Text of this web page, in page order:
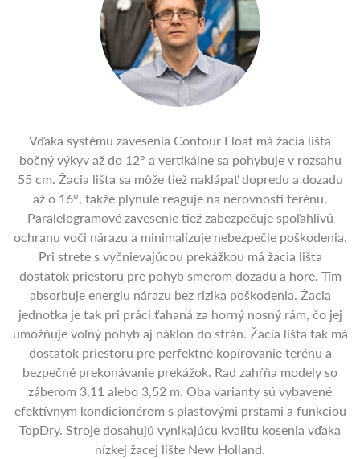
Vďaka systému zavesenia Contour Float má žacia lišta
bočný výkyv až do 12° a vertikálne sa pohybuje v rozsahu
55 cm. Žacia lišta sa môže tiež naklápať dopredu a dozadu
až o 16°, takže plynule reaguje na nerovnosti terénu.
Paralelogramové zavesenie tiež zabezpečuje spoľahlivú
ochranu voči nárazu a minimalizuje nebezpečie poškodenia.
Pri strete s vyčnievajúcou prekážkou má žacia lišta
dostatok priestoru pre pohyb smerom dozadu a hore. Tím
absorbuje energiu nárazu bez rizika poškodenia. Žacia
jednotka je tak pri práci ťahaná za horný nosný rám, čo jej
umožňuje voľný pohyb aj náklon do strán. Žacia lišta tak má
dostatok priestoru pre perfektné kopírovanie terénu a
bezpečné prekonávanie prekážok. Rad zahŕňa modely so
záberom 3,11 alebo 3,52 m. Oba varianty sú vybavené
efektívnym kondicionérom s plastovými prstami a funkciou
TopDry. Stroje dosahujú vynikajúcu kvalitu kosenia vďaka
nízkej žacej lište New Holland.